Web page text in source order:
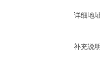
详细地
补充说